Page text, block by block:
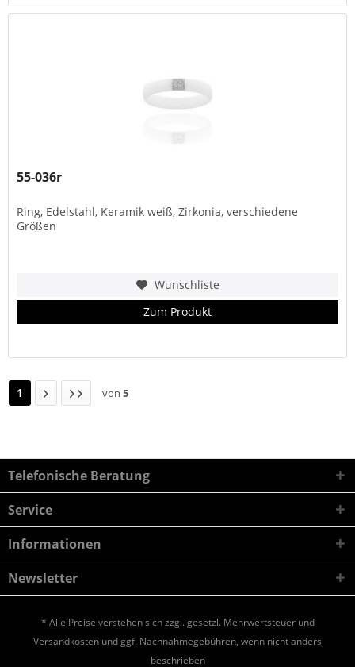
55-036r
Ring, Edelstahl, Keramik weiß, Zirkonia, verschiedene
Größen
Wunschliste
Zum Produkt
1 von 5
Telefonische Beratung
Service
Informationen
Newsletter
* Alle Preise verstehen sich zzgl. gesetzl. Mehrwertsteuer und
Versandkosten und ggf. Nachnahmegebühren, wenn nicht anders
beschrieben